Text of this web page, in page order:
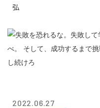
弘
2022.06.27